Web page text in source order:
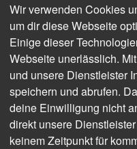
USt. (51,00 € zzgl.
Wir verwenden Cookies
um dir diese Webseite
Einige dieser
Webseite unerlässlich.
und unsere Dienstleister
speichern und abrufen.
deine Einwilligung nicht
direkt unsere
keinem Zeitpunkt für